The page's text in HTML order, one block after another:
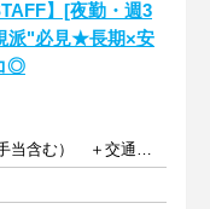
】[夜勤・週3
派"必見★長期×安
◎
時給1300円以上（深夜手当含む） ＋交通費支給